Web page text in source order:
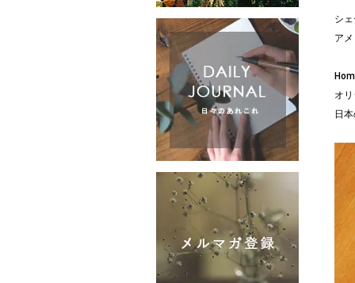
シ
ア
オ
日